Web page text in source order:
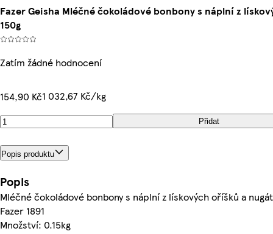
Fazer Geisha Mléčné čokoládové bonbony s náplní z
150g
Zatím žádné hodnocení
154,90 Kč1 032,67 Kč/kg
Přidat
Popis produktu
Popis
Mléčné čokoládové bonbony s náplní z lískových oříšků a
Fazer 1891
Množství: 0.15kg